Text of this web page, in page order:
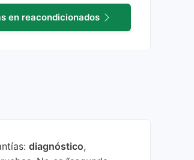
en reacondicionados
diagnóstico,